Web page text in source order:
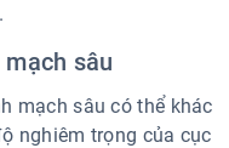
sâu
mạch sâu có thể khác
nghiêm trọng của cục